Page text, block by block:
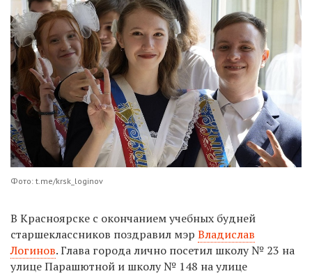
Фото: t.me/krsk_loginov
В Красноярске с окончанием учебных будней
старшеклассников поздравил мэр Владислав
Логинов. Глава города лично посетил школу № 23 на
улице Парашютной и школу № 148 на улице